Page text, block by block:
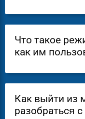
Что такое
как им
Как выйти из
разобраться